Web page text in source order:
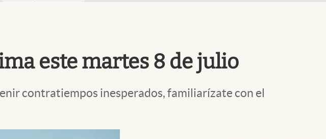
este martes 8 de julio
contratiempos inesperados, familiarízate con el